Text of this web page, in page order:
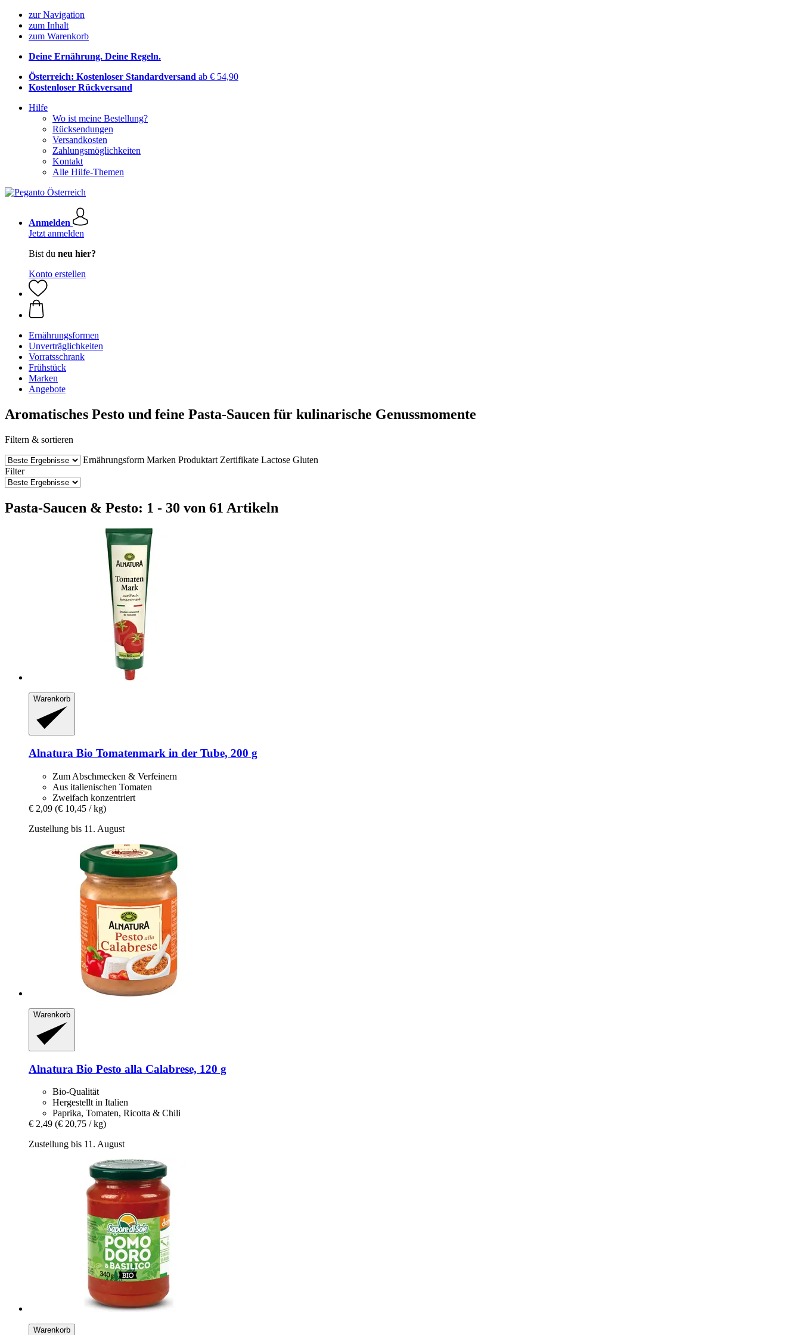
zur Navigation
zum Inhalt
zum Warenkorb
Deine Ernährung. Deine Regeln.
Österreich: Kostenloser Standardversand ab € 54,90
Kostenloser Rückversand
Hilfe
Wo ist meine Bestellung?
Rücksendungen
Versandkosten
Zahlungsmöglichkeiten
Kontakt
Alle Hilfe-Themen
Anmelden
Jetzt anmelden
Bist du neu hier?
Konto erstellen
Ernährungsformen
Unverträglichkeiten
Vorratsschrank
Frühstück
Marken
Angebote
Aromatisches Pesto und feine Pasta-Saucen für kulinarische Genussmomente
Filtern & sortieren
Ernährungsform Marken Produktart Zertifikate Lactose Gluten
Filter
Pasta-Saucen & Pesto: 1 - 30 von 61 Artikeln
Warenkorb
Alnatura Bio Tomatenmark in der Tube, 200 g
Zum Abschmecken & Verfeinern
Aus italienischen Tomaten
Zweifach konzentriert
€ 2,09 (€ 10,45 / kg)
Zustellung bis 11. August
Warenkorb
Alnatura Bio Pesto alla Calabrese, 120 g
Bio-Qualität
Hergestellt in Italien
Paprika, Tomaten, Ricotta & Chili
€ 2,49 (€ 20,75 / kg)
Zustellung bis 11. August
Warenkorb